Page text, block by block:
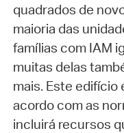
quadrados de
maioria das
famílias com IAM
muitas delas
mais. Este
acordo com as
incluirá recursos